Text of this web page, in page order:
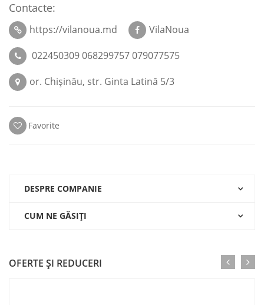
Contacte:
https://vilanoua.md
VilaNoua
022450309 068299757 079077575
or. Chişinău, str. Ginta Latină 5/3
Favorite
DESPRE COMPANIE
CUM NE GĂSIŢI
OFERTE ŞI REDUCERI